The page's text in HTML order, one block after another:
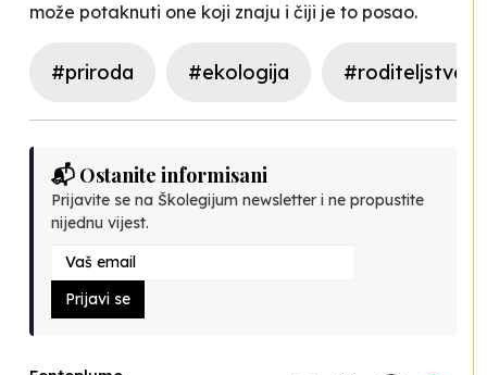
može potaknuti one koji znaju i čiji je to posao.
#priroda #ekologija #roditeljstvo
📬 Ostanite informisani
Prijavite se na Školegijum newsletter i ne propustite
nijednu vijest.
Prijavi se